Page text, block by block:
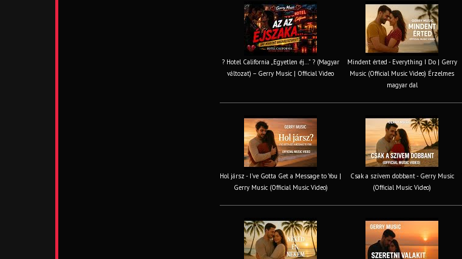
? Hotel California „Egyetlen éj…” ? (Magyar
változat) – Gerry Music | Official Video
Mindent érted - Everything I Do | Gerry
Music (Official Music Video) Érzelmes
magyar dal
Hol jársz - I've Gotta Get a Message to You |
Gerry Music (Official Music Video)
Csak a szívem dobbant - Gerry Music
(Official Music Video)